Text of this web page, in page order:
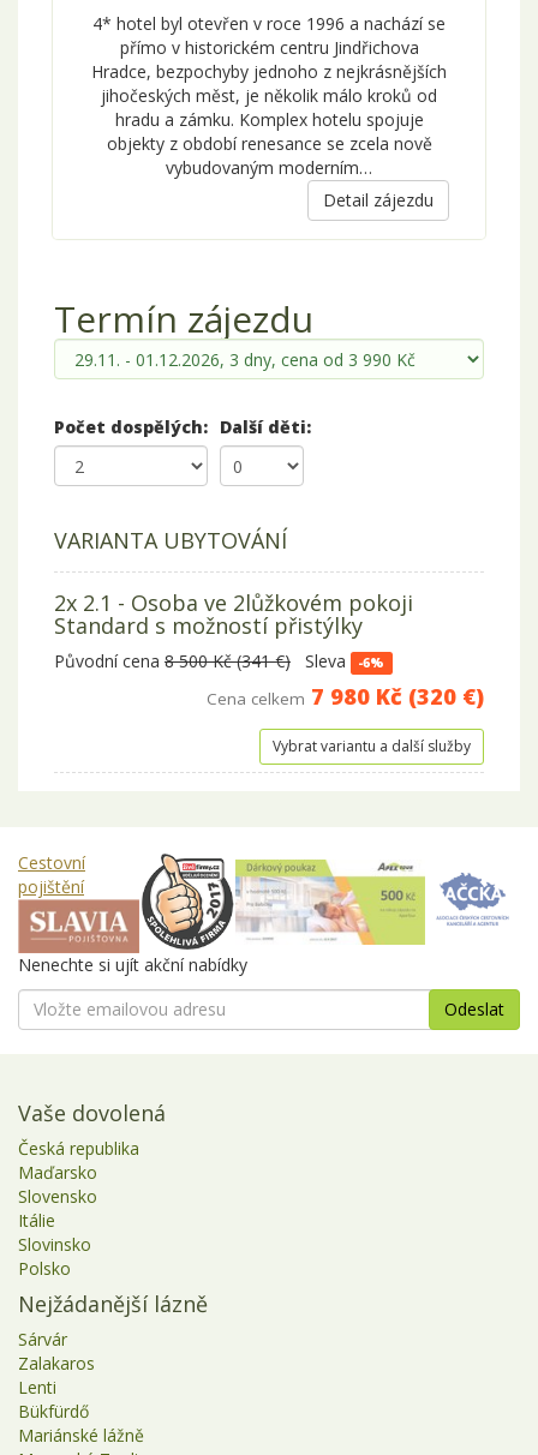
4* hotel byl otevřen v roce 1996 a nachází se
přímo v historickém centru Jindřichova
Hradce, bezpochyby jednoho z nejkrásnějších
jihočeských měst, je několik málo kroků od
hradu a zámku. Komplex hotelu spojuje
objekty z období renesance se zcela nově
vybudovaným moderním…
Detail zájezdu
Termín zájezdu
Počet dospělých: Další děti:
VARIANTA UBYTOVÁNÍ
2x 2.1 - Osoba ve 2lůžkovém pokoji
Standard s možností přistýlky
Původní cena 8 500 Kč (341 €) Sleva -6%
Cena celkem 7 980 Kč (320 €)
Vybrat variantu a další služby
Cestovní
pojištění
Nenechte si ujít akční nabídky
Vaše dovolená
Česká republika
Maďarsko
Slovensko
Itálie
Slovinsko
Polsko
Nejžádanější lázně
Sárvár
Zalakaros
Lenti
Bükfürdő
Mariánské lážně